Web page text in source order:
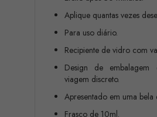
Aplique quantas vezes
Para uso diário.
Recipiente de vidro com
Design de
viagem discreto.
Apresentado em uma bela
Frasco de 10ml.